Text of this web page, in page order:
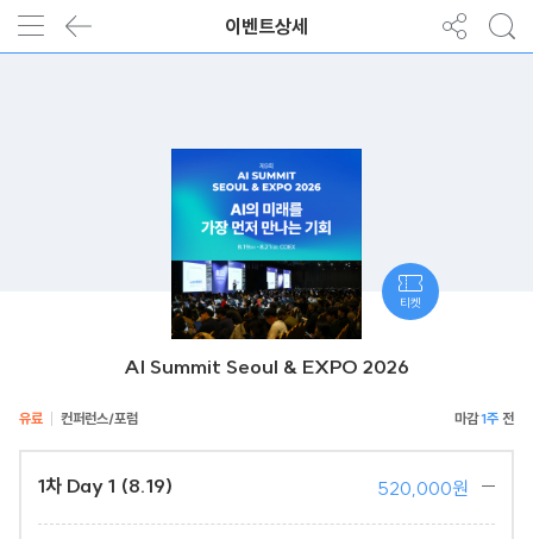
이벤트상세
AI Summit Seoul & EXPO 2026
유료 컨퍼런스/포럼 1주
1차 Day 1 (8.19) 520,000원
티켓